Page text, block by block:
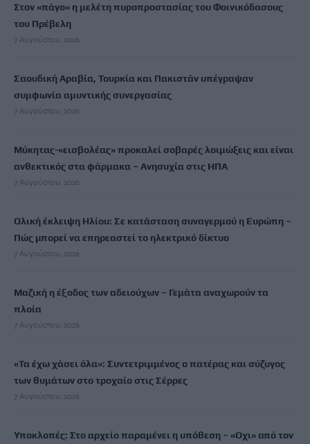
Στον «πάγο» η μελέτη πυροπροστασίας του Φοινικόδασους
του Πρέβελη
7 Αυγούστου, 2026
Σαουδική Αραβία, Τουρκία και Πακιστάν υπέγραψαν
συμφωνία αμυντικής συνεργασίας
7 Αυγούστου, 2026
Μύκητας-«εισβολέας» προκαλεί σοβαρές λοιμώξεις και είναι
ανθεκτικός στα φάρμακα – Ανησυχία στις ΗΠΑ
7 Αυγούστου, 2026
Ολική έκλειψη Ηλίου: Σε κατάσταση συναγερμού η Ευρώπη –
Πώς μπορεί να επηρεαστεί το ηλεκτρικό δίκτυο
7 Αυγούστου, 2026
Μαζική η έξοδος των αδειούχων – Γεμάτα αναχωρούν τα
πλοία
7 Αυγούστου, 2026
«Τα έχω χάσει όλα»: Συντετριμμένος ο πατέρας και σύζυγος
των θυμάτων στο τροχαίο στις Σέρρες
7 Αυγούστου, 2026
Υποκλοπές: Στο αρχείο παραμένει η υπόθεση – «Οχι» από τον